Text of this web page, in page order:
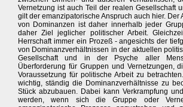
Vernetzung ist auch Teil der realen Gesellschaft
gilt der emanzipatorische Anspruch auch hier. Der
von Dominanzen ist daher innerhalb jeder
daher Ziel jeglicher politischer Arbeit.
Herrschaft immer ein Prozeß - angesichts der
von Dominanzverhältnissen in der aktuellen
Gesellschaft und in der Psyche aller
Überforderung für Gruppen und Vernetzungen,
Voraussetzung für politische Arbeit zu
wichtig, ständig die Dominanzverhältnisse zu
Stück abzubauen. Dabei kann Verkrampfung
werden, wenn sich die Gruppe oder